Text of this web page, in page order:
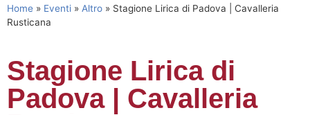
Home » Eventi » Altro » Stagione Lirica di Padova | Cavalleria
Rusticana
Stagione Lirica di
Padova | Cavalleria